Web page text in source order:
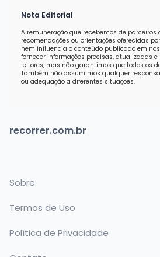
Nota Editorial
A remuneração que recebemos de
recomendações ou orientações oferecidas
nem influencia o conteúdo publicado em
fornecer informações precisas, atualizadas
leitores, mas não garantimos que todos os
Também não assumimos qualquer
ou adequação a diferentes situações.
recorrer.com.br
Sobre
Termos de Uso
Política de Privacidade